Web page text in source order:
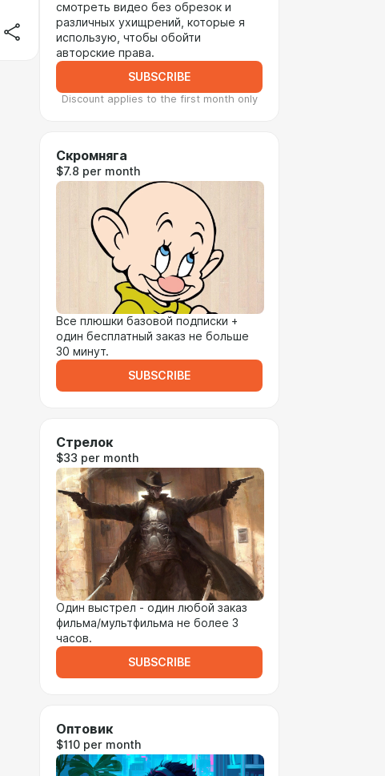
смотреть видео без обрезок и
различных ухищрений, которые я
использую, чтобы обойти
авторские права.
SUBSCRIBE
Discount applies to the first month only
Скромняга
$7.8 per month
Все плюшки базовой подписки +
один бесплатный заказ не больше
30 минут.
SUBSCRIBE
Стрелок
$33 per month
Один выстрел - один любой заказ
фильма/мультфильма не более 3
часов.
SUBSCRIBE
Оптовик
$110 per month